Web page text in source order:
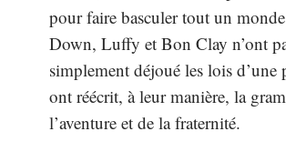
pour faire basculer tout un
Down, Luffy et Bon Clay n’ont
simplement déjoué les lois d’une
ont réécrit, à leur manière, la
l’aventure et de la fraternité.